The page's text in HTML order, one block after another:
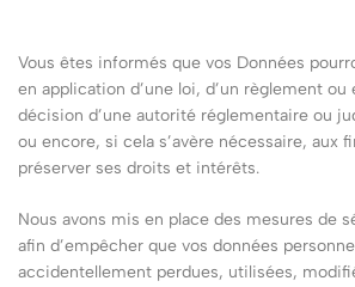
Vous êtes informés que vos Données
en application d’une loi, d’un règlement ou
décision d’une autorité réglementaire ou
ou encore, si cela s’avère nécessaire, aux
préserver ses droits et intérêts.
Nous avons mis en place des mesures de
afin d’empêcher que vos données
accidentellement perdues, utilisées,